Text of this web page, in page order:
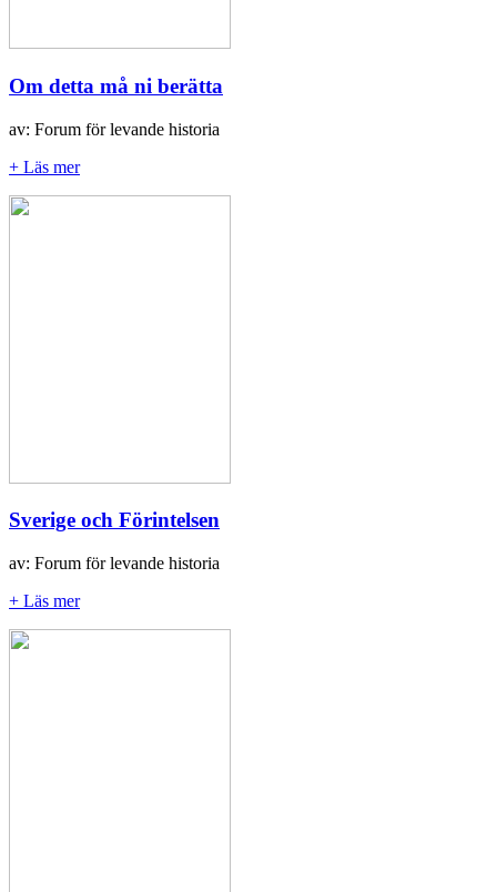
Om detta må ni berätta
av: Forum för levande historia
+ Läs mer
Sverige och Förintelsen
av: Forum för levande historia
+ Läs mer